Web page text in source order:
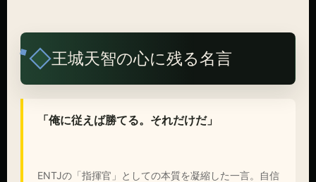
王城天智の心に残る名言
「俺に従えば勝てる。それだけだ」
ENTJの「指揮官」としての本質を凝縮した一言。自信